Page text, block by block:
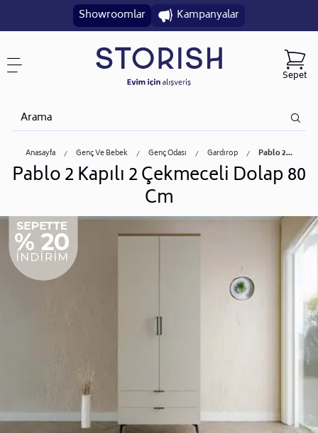
Showroomlar Kampanyalar
Sepet
Anasayfa Genç Ve Bebek Genç Odası Gardırop Pablo 2...
Pablo 2 Kapılı 2 Çekmeceli Dolap 80
Cm